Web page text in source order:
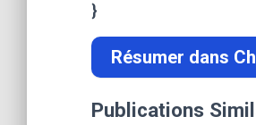
}
Résumer dans
Publications